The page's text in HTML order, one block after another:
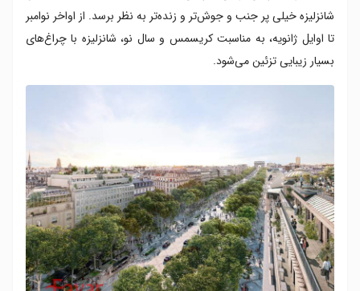
شانزلیزه خیلی پر جنب و جوش‌تر و زنده‌تر به نظر برسد. از اواخر نوامبر
تا اوایل ژانویه، به مناسبت کریسمس و سال نو، شانزلیزه با چراغ‌های
بسیار زیبایی تزئین می‌شود.